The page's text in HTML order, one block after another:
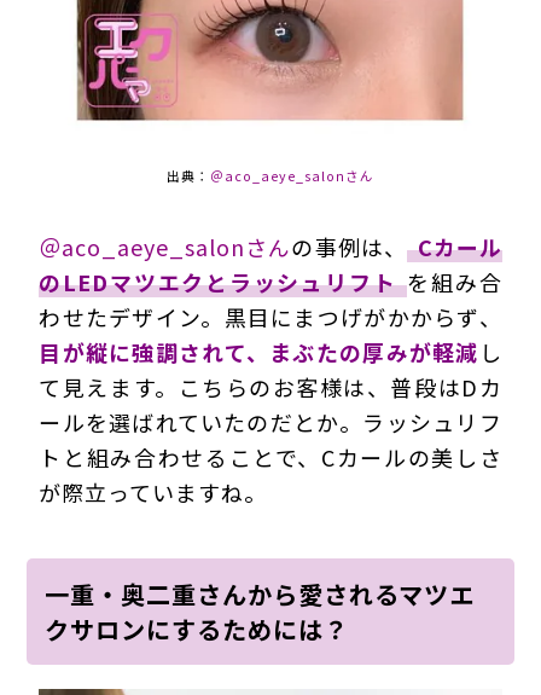
出典： ＠aco_aeye_salonさん
＠aco_aeye_salonさんの事例は、
Cカール
のLEDマツエクとラッシュリフト を組み合
わせたデザイン。黒目にまつげがかからず、
目が縦に強調されて、まぶたの厚みが軽減 し
て見えます。こちらのお客様は、普段はDカ
ールを選ばれていたのだとか。ラッシュリフ
トと組み合わせることで、Cカールの美しさ
が際立っていますね。
一重・奥二重さんから愛されるマツエ
クサロンにするためには？